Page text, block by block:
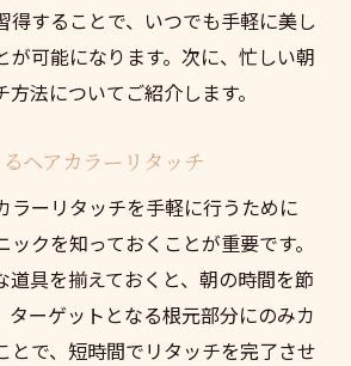
チのプロのコツ
るサロン級のカラーリタッチ
チに最適な商品
の両立に最適なリタッチ方法
上げるリタッチテク
リタッチルーチン
クスタイムにリタッチ
めてリタッチする方法
得することで、いつでも手軽に美し
が可能になります。次に、忙しい朝
法についてご紹介します。
ヘアカラーリタッチ
ラーリタッチを手軽に行うために
クを知っておくことが重要です。
道具を揃えておくと、朝の時間を節
ターゲットとなる根元部分にのみカ
とで、短時間でリタッチを完了させ